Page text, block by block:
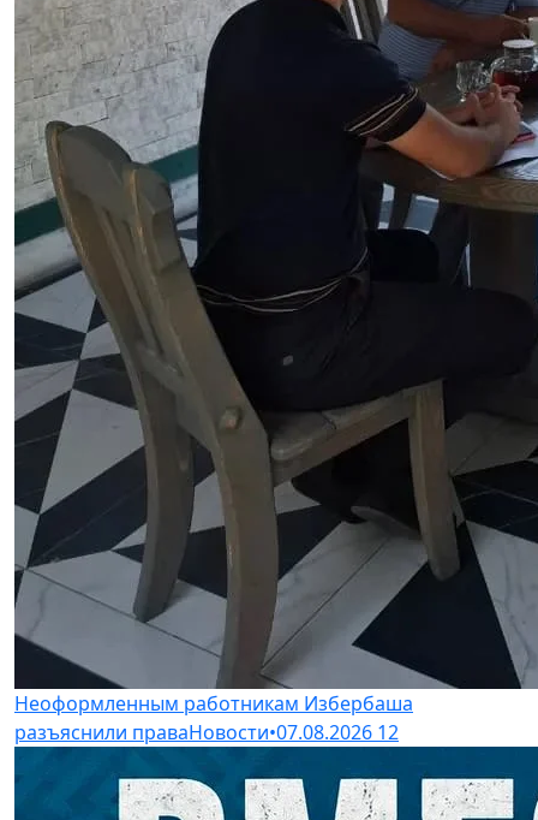
Неоформленным работникам Избербаша
разъяснили праваНовости•07.08.2026 12